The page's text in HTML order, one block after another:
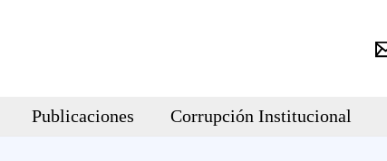
Publicaciones Corrupción Institucional